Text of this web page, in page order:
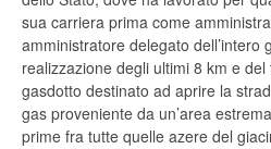
sua carriera prima come
amministratore delegato dell’intero
realizzazione degli ultimi 8 km e
gasdotto destinato ad aprire la
gas proveniente da un’area
prime fra tutte quelle azere del